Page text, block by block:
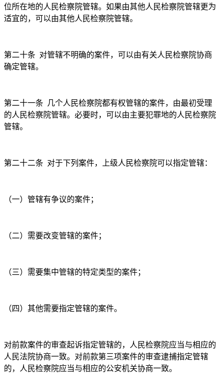
位所在地的人民检察院管辖。如果由其他人民检察院管辖更为
适宜的，可以由其他人民检察院管辖。
第二十条 对管辖不明确的案件，可以由有关人民检察院协商
确定管辖。
第二十一条
几个人民检察院都有权管辖的案件，由最初受理
的人民检察院管辖。必要时，可以由主要犯罪地的人民检察院
管辖。
第二十二条 对于下列案件，上级人民检察院可以指定管辖：
（一）管辖有争议的案件；
（二）需要改变管辖的案件；
（三）需要集中管辖的特定类型的案件；
（四）其他需要指定管辖的案件。
对前款案件的审查起诉指定管辖的，人民检察院应当与相应的
人民法院协商一致。对前款第三项案件的审查逮捕指定管辖
的，人民检察院应当与相应的公安机关协商一致。